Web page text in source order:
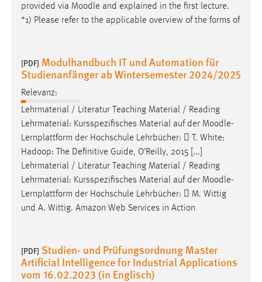
provided via Moodle and explained in the first lecture.
*1) Please refer to the applicable overview of the forms of
[PDF] Modulhandbuch IT und Automation für
Studienanfänger ab Wintersemester 2024/2025
Relevanz:
Lehrmaterial / Literatur Teaching Material / Reading
Lehrmaterial: Kursspezifisches Material auf der Moodle-
Lernplattform der Hochschule Lehrbücher:  T. White:
Hadoop: The Definitive Guide, O‘Reilly, 2015 [...]
Lehrmaterial / Literatur Teaching Material / Reading
Lehrmaterial: Kursspezifisches Material auf der Moodle-
Lernplattform der Hochschule Lehrbücher:  M. Wittig
und A. Wittig. Amazon Web Services in Action
[PDF] Studien- und Prüfungsordnung Master
Artificial Intelligence for Industrial Applications
vom 16.02.2023 (in Englisch)